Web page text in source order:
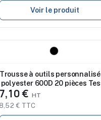
Voir le produit
Trousse à outils personnalisé
polyester 600D 20 pièces
7,10 €
8,52 € TTC